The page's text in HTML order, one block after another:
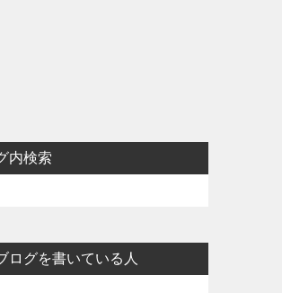
内検索
ログを書いている人